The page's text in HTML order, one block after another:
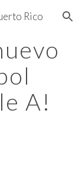
to navigation
Rico
A!